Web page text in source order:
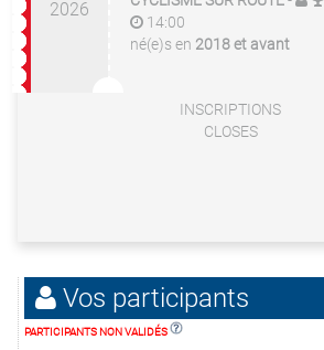
2026
14:00
né(e)s en 2018 et avant
INSCRIPTIONS
CLOSES
Vos participants
PARTICIPANTS NON VALIDÉS